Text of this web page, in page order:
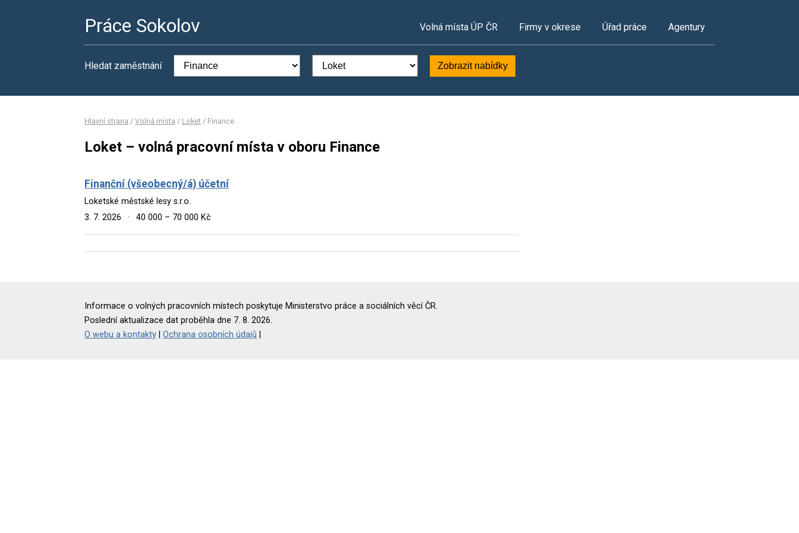
Práce Sokolov Volná místa ÚP ČR Firmy v okrese Úřad práce Agentury
Hledat zaměstnání Zobrazit nabídky
Hlavní strana / Volná místa / Loket / Finance
Loket – volná pracovní místa v oboru Finance
Finanční (všeobecný/á) účetní
Loketské městské lesy s.r.o.
3. 7. 2026
· 40 000 – 70 000 Kč
Informace o volných pracovních místech poskytuje Ministerstvo práce a sociálních věcí ČR.
Poslední aktualizace dat proběhla dne 7. 8. 2026.
O webu a kontakty
Ochrana osobních údajů